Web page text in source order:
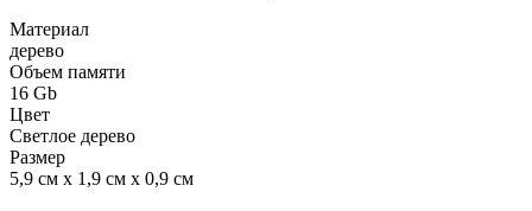
Материал
дерево
Объем памяти
16 Gb
Цвет
Светлое дерево
Размер
5,9 см х 1,9 см х 0,9 см